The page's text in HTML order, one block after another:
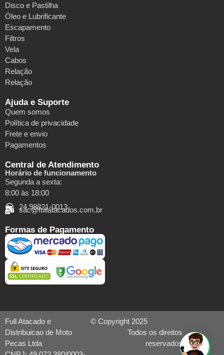
Disco e Pastilha
Óleo e Lubrificante
Escapamento
Filtros
Vela
Cabos
Relação
Relação
Ajuda e Suporte
Quem somos
Política de privacidade
Frete e envio
Pagamentos
Central de Atendimento
Horário de funcionamento
Segunda a sexta:
8:00 às 18:00
24 98821-0013
sac@fullatacados.com.br
Formas de Pagamento
Full Atacado e
Distribuicao de Moto
Pecas Ltda
© Copyright 2025
Todos os direitos
reservados